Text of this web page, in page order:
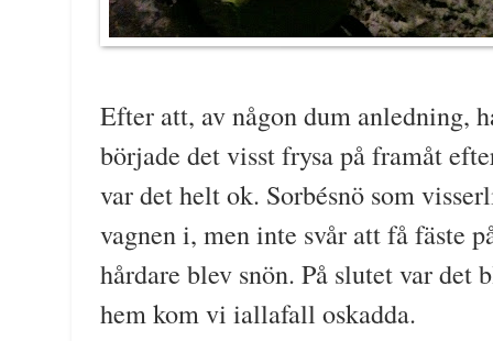
Efter att, av någon dum anledning,
började det visst frysa på framåt
var det helt ok. Sorbésnö som
vagnen i, men inte svår att få fäste
hårdare blev snön. På slutet var det
hem kom vi iallafall oskadda.